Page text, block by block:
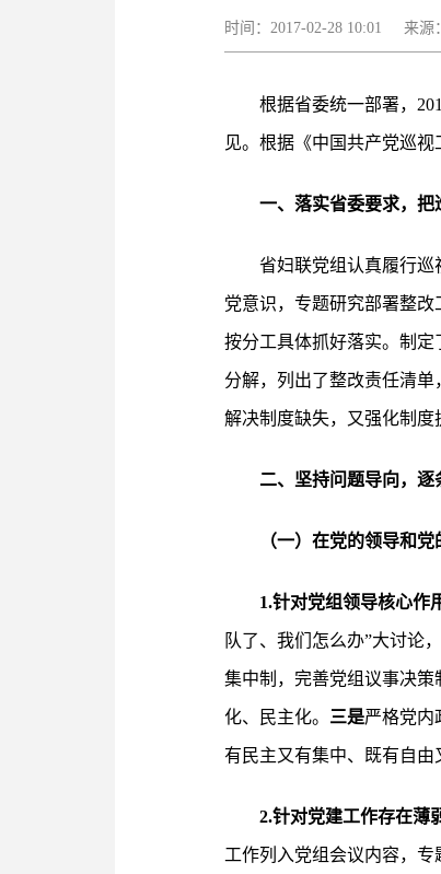
时间：2017-02-28 10:01 来
根据省委统一部署，
见。根据《中国共产党巡视
一、落实省委要求，
省妇联党组认真履行
党意识，专题研究部署整
按分工具体抓好落实。制
分解，列出了整改责任清
解决制度缺失，又强化制度
二、坚持问题导向，
（一）在党的领导和
1.针对党组领导核心作
队了、我们怎么办”大讨论
集中制，完善党组议事决
化、民主化。 三是严格党内
有民主又有集中、既有自由
2.针对党建工作存在薄
工作列入党组会议内容，专